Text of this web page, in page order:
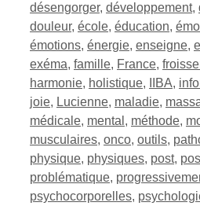
désengorger, développement,
douleur, école, éducation,
émotions, énergie, enseigne,
exéma, famille, France,
harmonie, holistique, IIBA,
joie, Lucienne, maladie,
médicale, mental , méthode,
musculaires, onco, outils,
physique, physiques, post,
problématique,
psychocorporelles,